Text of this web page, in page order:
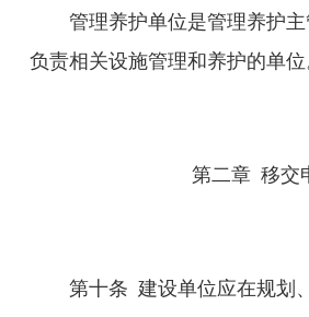
管理养护单位是管理养护主
负责相关设施管理和养护的单位
第二章 移交
第十条 建设单位应在规划